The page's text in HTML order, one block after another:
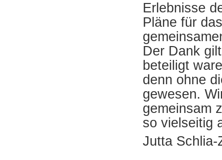
Erlebnisse
Pläne für
Der Dank
beteiligt
denn ohne
gewesen.
gemeinsam
so vielseitig
Jutta Schlia-